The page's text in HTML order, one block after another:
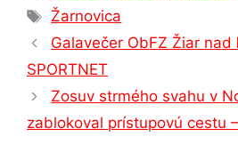
Značky
Žarnovica
Galavečer ObFZ Žiar nad
SPORTNET
Zosuv strmého svahu v
zablokoval prístupovú cestu